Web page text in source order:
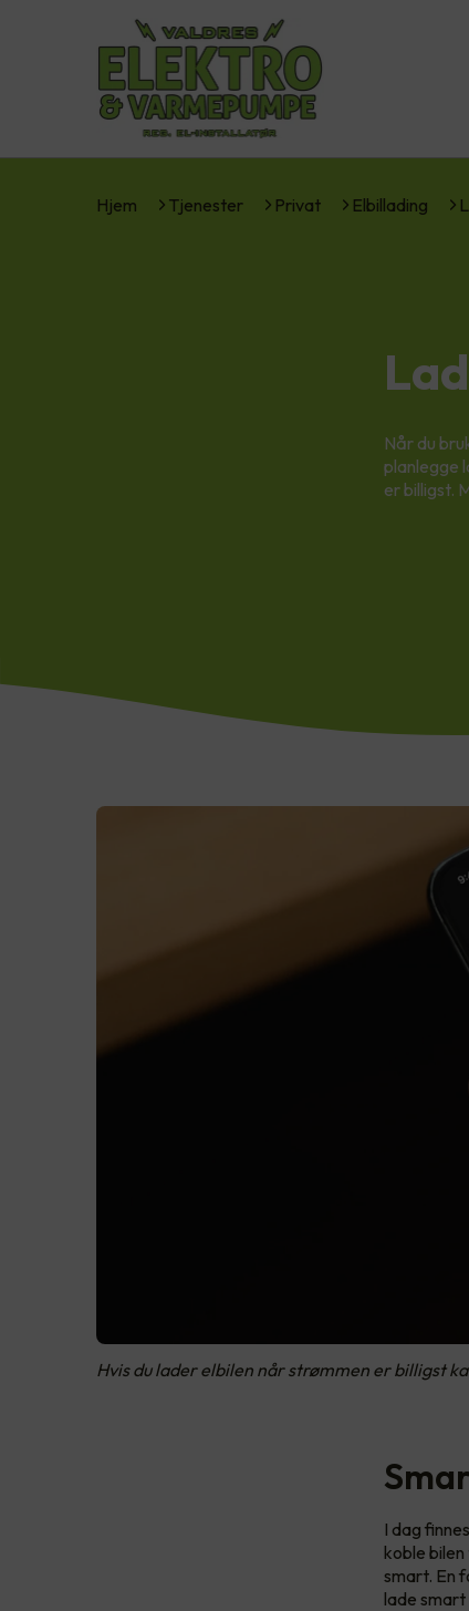
Hjem Tjenester Privat Elbillading
Når du
planlegge
er billigst.
Hvis du lader elbilen når strømmen er billigst
I dag
koble
smart. En
lade